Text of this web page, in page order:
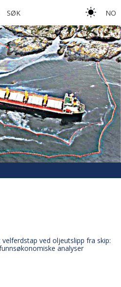
SØK NO
ved oljeutslipp fra skip:
analyser